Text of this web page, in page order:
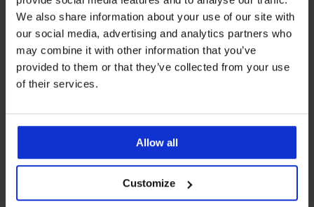
We also share information about your use of our site with
our social media, advertising and analytics partners who
may combine it with other information that you’ve
provided to them or that they’ve collected from your use
of their services.
Allow all
Customize
32,99 € 52,99 €
LIMITED